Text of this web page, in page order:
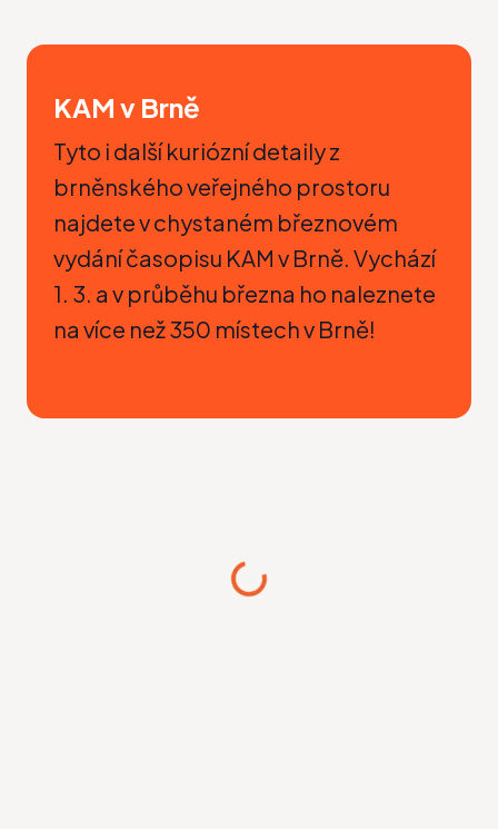
KAM v Brně
Tyto i další kuriózní detaily z
brněnského veřejného prostoru
najdete v chystaném březnovém
vydání časopisu KAM v Brně. Vychází
1. 3. a v průběhu března ho naleznete
na více než 350 místech v Brně!